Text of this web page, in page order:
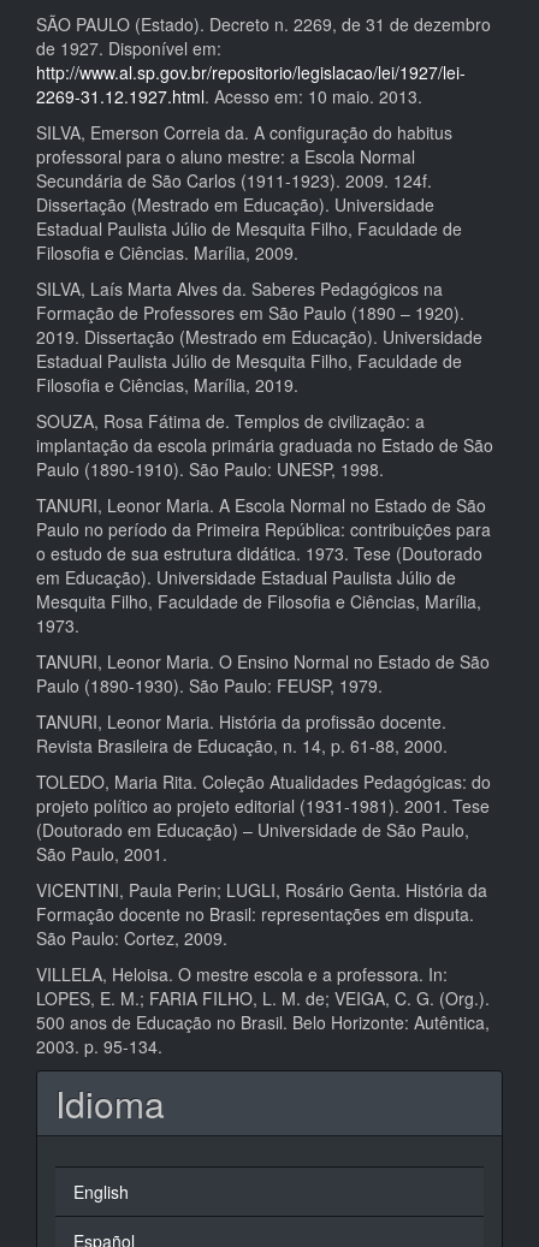
SÃO PAULO (Estado). Decreto n. 2269, de 31 de dezembro
de 1927. Disponível em:
http://www.al.sp.gov.br/repositorio/legislacao/lei/1927/lei-
2269-31.12.1927.html. Acesso em: 10 maio. 2013.
SILVA, Emerson Correia da. A configuração do habitus
professoral para o aluno mestre: a Escola Normal
Secundária de São Carlos (1911-1923). 2009. 124f.
Dissertação (Mestrado em Educação). Universidade
Estadual Paulista Júlio de Mesquita Filho, Faculdade de
Filosofia e Ciências. Marília, 2009.
SILVA, Laís Marta Alves da. Saberes Pedagógicos na
Formação de Professores em São Paulo (1890 – 1920).
2019. Dissertação (Mestrado em Educação). Universidade
Estadual Paulista Júlio de Mesquita Filho, Faculdade de
Filosofia e Ciências, Marília, 2019.
SOUZA, Rosa Fátima de. Templos de civilização: a
implantação da escola primária graduada no Estado de São
Paulo (1890-1910). São Paulo: UNESP, 1998.
TANURI, Leonor Maria. A Escola Normal no Estado de São
Paulo no período da Primeira República: contribuições para
o estudo de sua estrutura didática. 1973. Tese (Doutorado
em Educação). Universidade Estadual Paulista Júlio de
Mesquita Filho, Faculdade de Filosofia e Ciências, Marília,
1973.
TANURI, Leonor Maria. O Ensino Normal no Estado de São
Paulo (1890-1930). São Paulo: FEUSP, 1979.
TANURI, Leonor Maria. História da profissão docente.
Revista Brasileira de Educação, n. 14, p. 61-88, 2000.
TOLEDO, Maria Rita. Coleção Atualidades Pedagógicas: do
projeto político ao projeto editorial (1931-1981). 2001. Tese
(Doutorado em Educação) – Universidade de São Paulo,
São Paulo, 2001.
VICENTINI, Paula Perin; LUGLI, Rosário Genta. História da
Formação docente no Brasil: representações em disputa.
São Paulo: Cortez, 2009.
VILLELA, Heloisa. O mestre escola e a professora. In:
LOPES, E. M.; FARIA FILHO, L. M. de; VEIGA, C. G. (Org.).
500 anos de Educação no Brasil. Belo Horizonte: Autêntica,
2003. p. 95-134.
Idioma
English
Español